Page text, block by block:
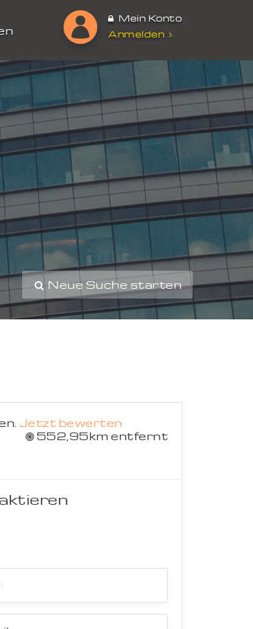
Mein Konto
Anmelden
Neue Suche starten
Jetzt bewerten
552,95km entfernt